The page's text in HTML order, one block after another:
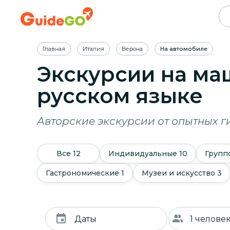
Главная Италия Верона На автомобиле
Экскурсии на
русском языке
Авторские экскурсии от опытных
Все 12 Индивидуальные 10
Гастрономические 1 Музеи и искусство 3
Даты